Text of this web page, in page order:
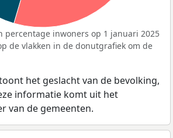
percentage inwoners op 1 januari 2025
de vlakken in de donutgrafiek om de
het geslacht van de bevolking,
informatie komt uit het
van de gemeenten.